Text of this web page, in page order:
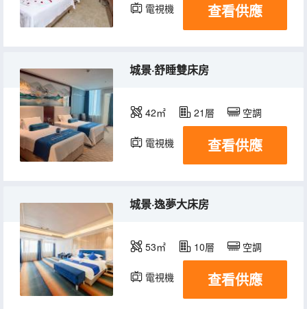
電視機 查看供應
城景·舒睡雙床房
42㎡ 21層 空調
電視機 查看供應
城景·逸夢大床房
53㎡ 10層 空調
電視機 查看供應